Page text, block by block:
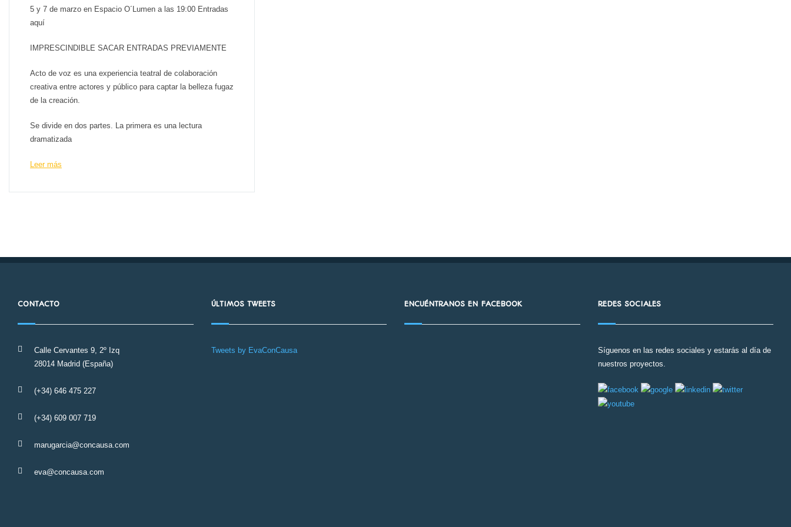
5 y 7 de marzo en Espacio O´Lumen a las 19:00 Entradas
aquí
IMPRESCINDIBLE SACAR ENTRADAS PREVIAMENTE
Acto de voz es una experiencia teatral de colaboración
creativa entre actores y público para captar la belleza fugaz
de la creación.
Se divide en dos partes. La primera es una lectura
dramatizada
Leer más
CONTACTO
Calle Cervantes 9, 2º Izq
28014 Madrid (España)
(+34) 646 475 227
(+34) 609 007 719
marugarcia@concausa.com
eva@concausa.com
ÚLTIMOS TWEETS
Tweets by EvaConCausa
ENCUÉNTRANOS EN FACEBOOK REDES SOCIALES
Síguenos en las redes sociales y estarás al día de
nuestros proyectos.